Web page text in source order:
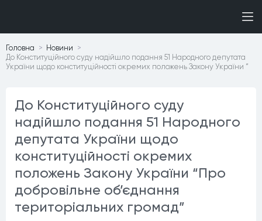
Головна
Новини
До Конституційного суду надійшло подання 51 Народного депутата
України щодо конституційності окремих положень Закону України “
До Конституційного суду
надійшло подання 51 Народного
депутата України щодо
конституційності окремих
положень Закону України “Про
добровільне об’єднання
територіальних громад”